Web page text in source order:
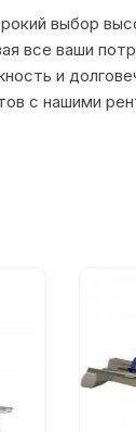
выбор
все ваши
и
с нашими